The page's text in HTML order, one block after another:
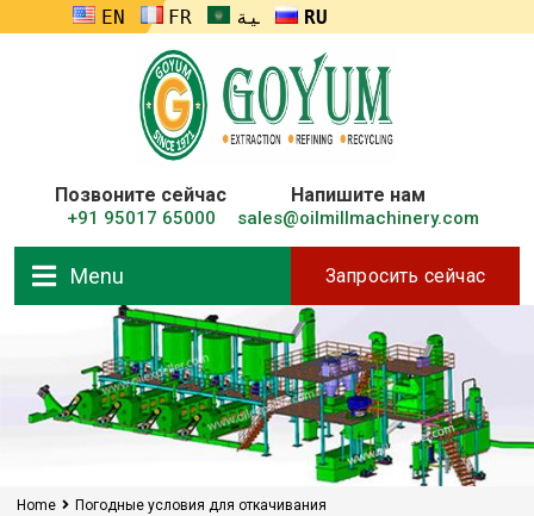
ENGLISHFRANÇAISالعربيةRUSSIA
Позвоните сейчас
+91 95017 65000
Напишите нам
sales@oilmillmachinery.com
Menu Запросить сейчас
Home Погодные условия для откачивания